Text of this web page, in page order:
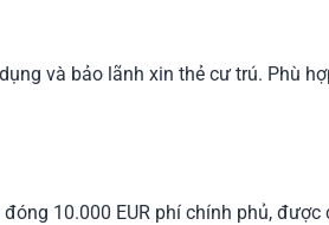
và bảo lãnh xin thẻ cư trú. Phù
10.000 EUR phí chính phủ, được